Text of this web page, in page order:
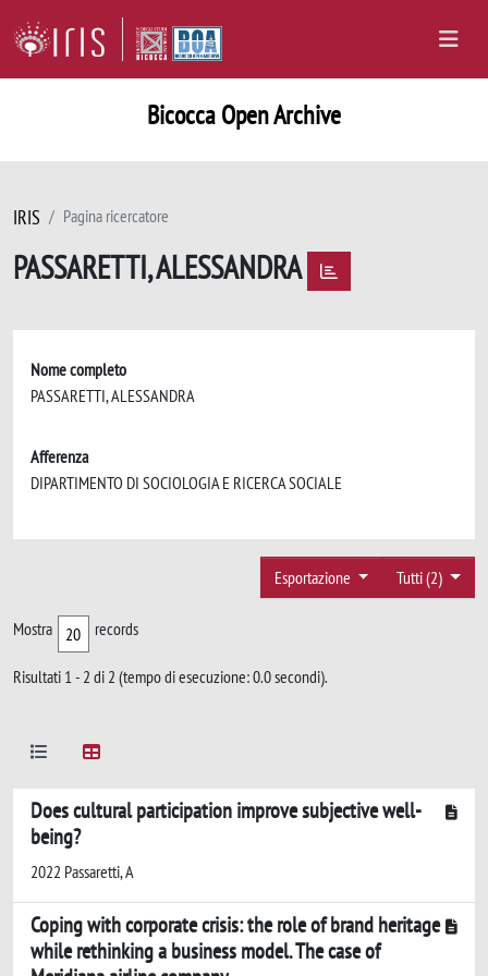
Bicocca Open Archive
IRIS Pagina ricercatore
PASSARETTI, ALESSANDRA
Nome completo
PASSARETTI, ALESSANDRA
Afferenza
DIPARTIMENTO DI SOCIOLOGIA E RICERCA SOCIALE
Tutti (2)
Esportazione
Mostra records
Risultati 1 - 2 di 2 (tempo di esecuzione: 0.0 secondi).
Does cultural participation improve subjective well-
being?
2022 Passaretti, A
Coping with corporate crisis: the role of brand heritage
while rethinking a business model. The case of